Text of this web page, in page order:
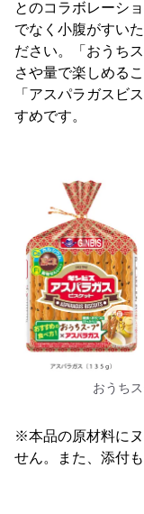
とのコラボレーシ
でなく小腹がすい
ださい。「おうち
さや量で楽しめる
「アスパラガスビ
すめです。
おうち
※本品の原材料に
せん。また、添付